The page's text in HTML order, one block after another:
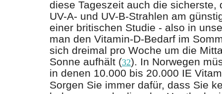
diese Tageszeit auch die sicherste,
UV-A- und UV-B-Strahlen am
einer britischen Studie - also in
man den Vitamin-D-Bedarf im
sich dreimal pro Woche um die
Sonne aufhält (32). In Norwegen
in denen 10.000 bis 20.000 IE
Sorgen Sie immer dafür, dass Sie